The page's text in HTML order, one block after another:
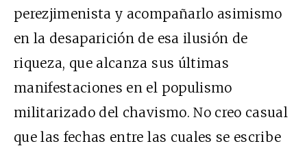
perezjimenista y acompañarlo asimismo
en la desaparición de esa ilusión de
riqueza, que alcanza sus últimas
manifestaciones en el populismo
militarizado del chavismo. No creo casual
que las fechas entre las cuales se escribe